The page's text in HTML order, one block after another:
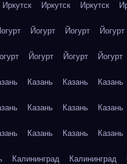
Иркутск Иркутск Иркутск
Йогурт Йогурт Йогурт
Йогурт Йогурт Йогурт
Казань Казань Казань
Казань Казань Казань
Казань Казань Казань
Калининград Калининград